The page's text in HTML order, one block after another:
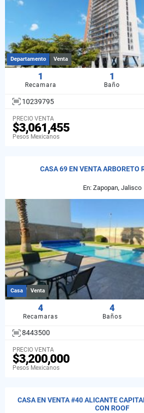
Departamento Venta
1
Recamara
1
Baño
10239795
PRECIO VENTA
$3,061,455
Pesos Mexicanos
CASA 69 EN VENTA ARBORETO
En: Zapopan, Jalisco
Casa Venta
4
Recamaras
4
Baños
8443500
PRECIO VENTA
$3,200,000
Pesos Mexicanos
CASA EN VENTA #40 ALICANTE
CON ROOF